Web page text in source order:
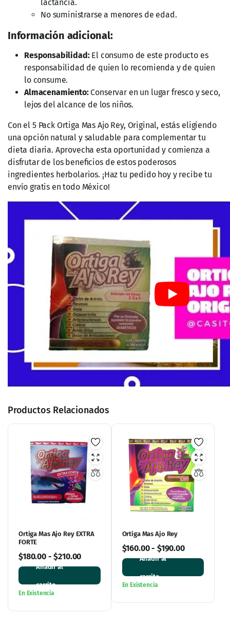
lactancia.
No suministrarse a menores de edad.
Información adicional:
Responsabilidad:El consumo de este producto es
responsabilidad de quien lo recomienda y de quien
lo consume.
Almacenamiento:Conservar en un lugar fresco y seco,
lejos del alcance de los niños.
Con el 5 Pack Ortiga Mas Ajo Rey, Original, estás eligiendo
una opción natural y saludable para complementar tu
dieta diaria. Aprovecha esta oportunidad y comienza a
disfrutar de los beneficios de estos poderosos
ingredientes herbolarios. ¡Haz tu pedido hoy y recibe tu
envío gratis en todo México!
Productos Relacionados
Ortiga Mas Ajo Rey EXTRA
FORTE
$180.00-$210.00
Añadir al
carrito
En Existencia
Ortiga Mas Ajo Rey
$160.00- $190.00
Añadir al
carrito
En Existencia